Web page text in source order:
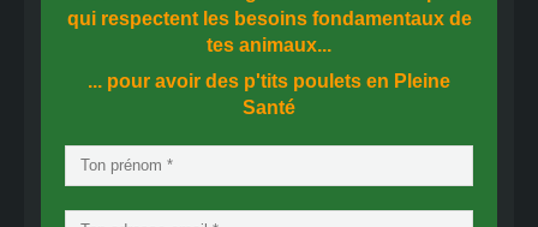
qui respectent les besoins fondamentaux de
tes animaux...
... pour avoir des p'tits poulets en Pleine
Santé